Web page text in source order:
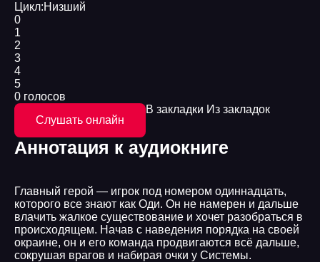
Цикл:Низший
0
1
2
3
4
5
0 голосов
Слушать онлайн
В закладки Из закладок
Аннотация к аудиокниге
Главный герой — игрок под номером одиннадцать,
которого все знают как Оди. Он не намерен и дальше
влачить жалкое существование и хочет разобраться в
происходящем. Начав с наведения порядка на своей
окраине, он и его команда продвигаются всё дальше,
сокрушая врагов и набирая очки у Системы.